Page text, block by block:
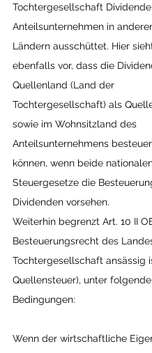
Tochtergesellschaft
Anteilsunternehmen in
Ländern ausschüttet. Hier
ebenfalls vor, dass die
Quellenland (Land der
Tochtergesellschaft) als
sowie im Wohnsitzland des
Anteilsunternehmens
können, wenn beide
Steuergesetze die
Dividenden vorsehen.
Weiterhin begrenzt Art. 10 II
Besteuerungsrecht des
Tochtergesellschaft ansässig
Quellensteuer), unter
Bedingungen:
Wenn der wirtschaftliche